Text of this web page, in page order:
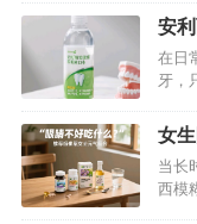
配方
康益
面将
安
详
在日
牙，
口腔
们的
女
荐
当长
西模